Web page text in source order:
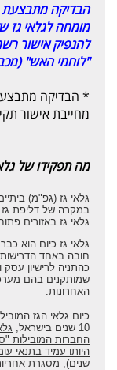
הבדיקה מתבצעת
מומחה לגלאי גז
להנפיק אישור
"לוחמי האש"
* הבדיקה
מחייבת אישור
מה תפקידו של
גלאי גז (גפ"מ)
במקרה של דליפת
גלאי גז באזורים
גלאי גז כיום הוא
חובה באחד
כהתניה לרישיון עסק
שמותקנים בהם
האחרונות.
כיום גלאי הגז
10 שנים בישראל,
החברות המובילות
היותו עמיד בתנאי
שנים), מסגרת